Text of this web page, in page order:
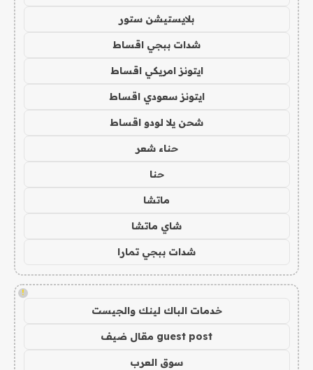
بلايستيشن ستور
شدات ببجي اقساط
ايتونز امريكي اقساط
ايتونز سعودي اقساط
شحن يلا لودو اقساط
حناء شعر
حنا
ماتشا
شاي ماتشا
شدات ببجي تمارا
!
خدمات الباك لينك والجيست
guest post مقال ضيف
سوق العرب